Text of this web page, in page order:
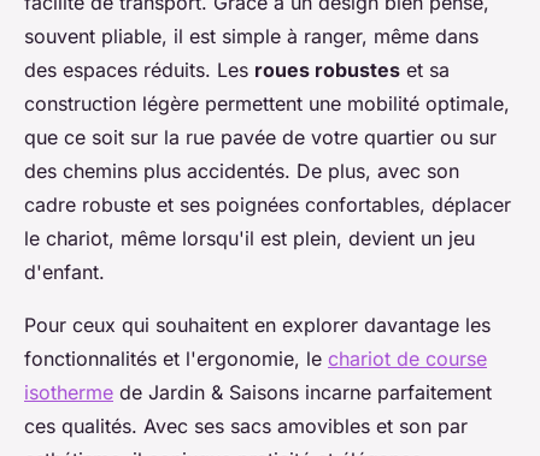
souvent pliable, il est simple à ranger, même dans
des espaces réduits. Les roues robustes et sa
construction légère permettent une mobilité optimale,
que ce soit sur la rue pavée de votre quartier ou sur
des chemins plus accidentés. De plus, avec son
cadre robuste et ses poignées confortables, déplacer
le chariot, même lorsqu'il est plein, devient un jeu
d'enfant.
Pour ceux qui souhaitent en explorer davantage les
fonctionnalités et l'ergonomie, le chariot de course
isotherme de Jardin & Saisons incarne parfaitement
ces qualités. Avec ses sacs amovibles et son par